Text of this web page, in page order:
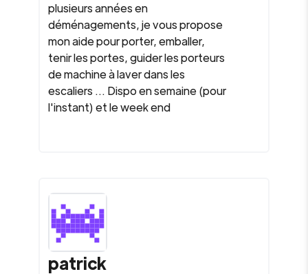
plusieurs années en
déménagements, je vous propose
mon aide pour porter, emballer,
tenir les portes, guider les porteurs
de machine à laver dans les
escaliers ... Dispo en semaine (pour
l'instant) et le week end
patrick